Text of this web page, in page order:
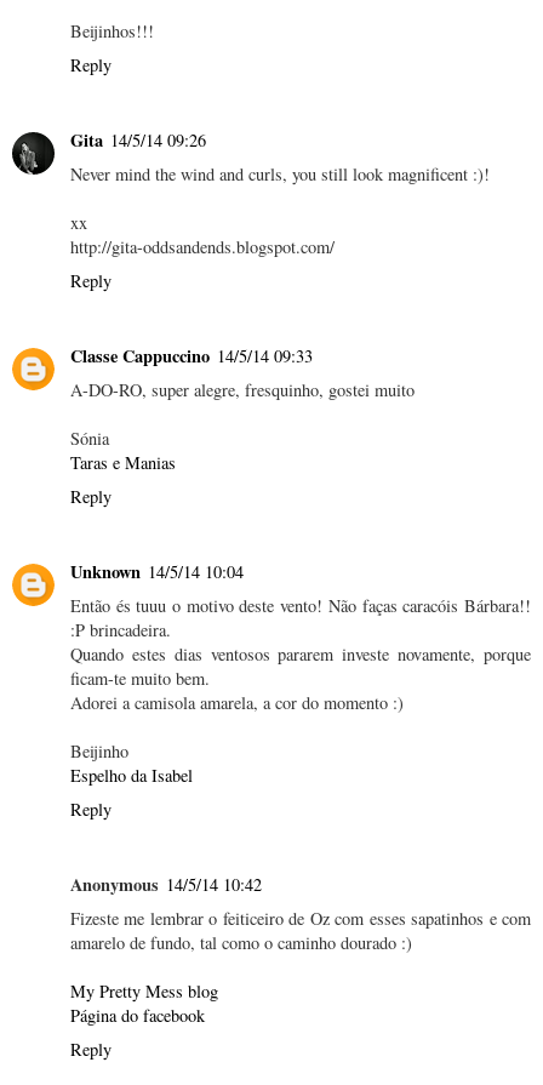
Beijinhos!!!
Reply
Gita 14/5/14 09:26
Never mind the wind and curls, you still look magnificent :)!
xx
http://gita-oddsandends.blogspot.com/
Reply
Classe Cappuccino 14/5/14 09:33
A-DO-RO, super alegre, fresquinho, gostei muito
Sónia
Taras e Manias
Reply
Unknown 14/5/14 10:04
Então és tuuu o motivo deste vento! Não faças caracóis Bárbara!!
:P brincadeira.
Quando estes dias ventosos pararem investe novamente, porque
ficam-te muito bem.
Adorei a camisola amarela, a cor do momento :)
Beijinho
Espelho da Isabel
Reply
Anonymous 14/5/14 10:42
Fizeste me lembrar o feiticeiro de Oz com esses sapatinhos e com
amarelo de fundo, tal como o caminho dourado :)
My Pretty Mess blog
Página do facebook
Reply